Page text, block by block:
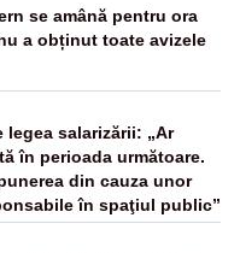
se amână pentru ora
a obținut toate avizele
legea salarizării: „Ar
în perioada următoare.
din cauza unor
în spaţiul public”